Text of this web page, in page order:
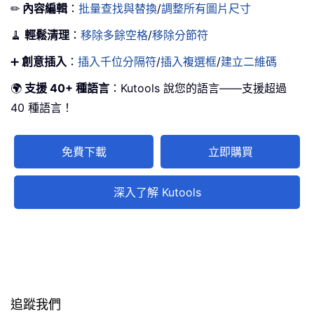
✏ 內容編輯 ： 批量查找與替換/調整所有圖片尺寸
🧹 輕鬆清理 ： 移除多餘空格/移除分節符
➕ 創意插入 ： 插入千位分隔符/插入複選框/建立二維碼
🌍 支援 40+ 種語言 ：Kutools 說您的語言——支援超過
40 種語言！
免費下載 立即購買
深入了解 Kutools
追蹤我們